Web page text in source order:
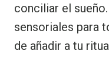
conciliar el
sensoriales para
de añadir a tu